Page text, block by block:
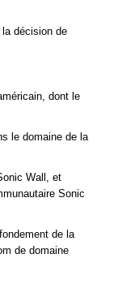
décision de
dont le
le domaine de la
Wall, et
Sonic
de la
de domaine